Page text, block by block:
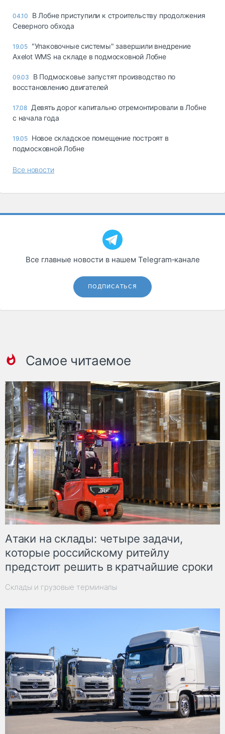
запчасти, шины
04.10
В Лобне приступили к строительству продолжения
Северного обхода
19.05 "Упаковочные системы" завершили внедрение
Axelot WMS на складе в подмосковной Лобне
09.03
В Подмосковье запустят производство по
восстановлению двигателей
17.08 Девять дорог капитально отремонтировали в Лобне
с начала года
19.05 Новое складское помещение построят в
подмосковной Лобне
Все новости
Все главные новости в нашем Telegram‑канале
ПОДПИСАТЬСЯ
Самое читаемое
Атаки на склады: четыре задачи,
которые российскому ритейлу
предстоит решить в кратчайшие сроки
Склады и грузовые терминалы